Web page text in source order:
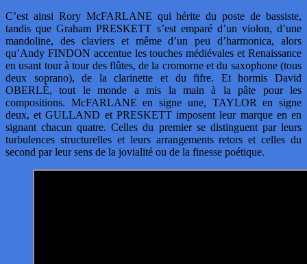
C’est ainsi Rory McFARLANE qui hérite du poste de bassiste,
tandis que Graham PRESKETT s’est emparé d’un violon, d’une
mandoline, des claviers et même d’un peu d’harmonica, alors
qu’Andy FINDON accentue les touches médiévales et Renaissance
en usant tour à tour des flûtes, de la cromorne et du saxophone (tous
deux soprano), de la clarinette et du fifre. Et hormis David
OBERLÉ, tout le monde a mis la main à la pâte pour les
compositions. McFARLANE en signe une, TAYLOR en signe
deux, et GULLAND et PRESKETT imposent leur marque en en
signant chacun quatre. Celles du premier se distinguent par leurs
turbulences structurelles et leurs arrangements retors et celles du
second par leur sens de la jovialité ou de la finesse poétique.